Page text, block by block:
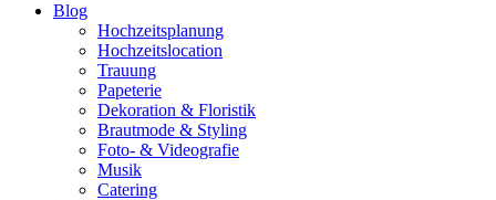
Blog
Hochzeitsplanung
Hochzeitslocation
Trauung
Papeterie
Dekoration & Floristik
Brautmode & Styling
Foto- & Videografie
Musik
Catering